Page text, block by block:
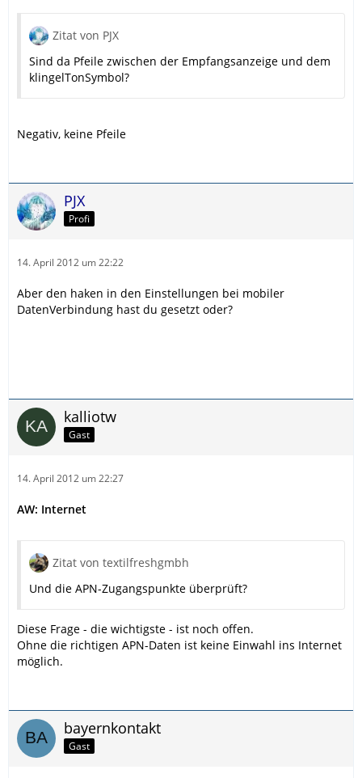
Zitat von PJX
Sind da Pfeile zwischen der Empfangsanzeige und dem
klingelTonSymbol?
Negativ, keine Pfeile
PJX
Profi
14. April 2012 um 22:22
Aber den haken in den Einstellungen bei mobiler
DatenVerbindung hast du gesetzt oder?
kalliotw
Gast
14. April 2012 um 22:27
AW: Internet
Zitat von textilfreshgmbh
Und die APN-Zugangspunkte überprüft?
Diese Frage - die wichtigste - ist noch offen.
Ohne die richtigen APN-Daten ist keine Einwahl ins Internet
möglich.
bayernkontakt
Gast